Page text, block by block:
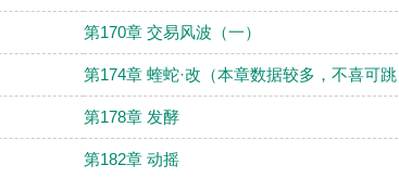
第170章 交易风波（一）
第174章 蝰蛇·改（本章数据较多，不喜可
第178章 发酵
第182章 动摇